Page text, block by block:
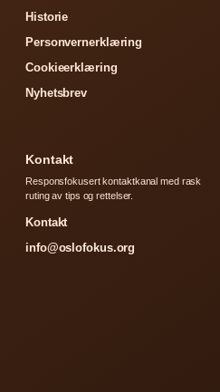
Historie
Personvernerklæring
Cookieerklæring
Nyhetsbrev
Kontakt
Responsfokusert kontaktkanal med rask
ruting av tips og rettelser.
Kontakt
info@oslofokus.org